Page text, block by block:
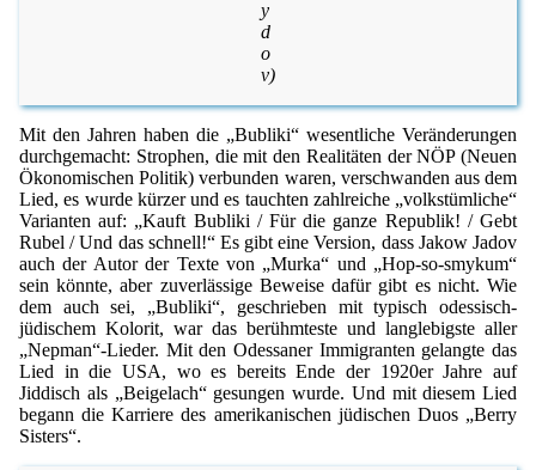
y
d
o
v)
Mit den Jahren haben die „Bubliki“ wesentliche Veränderungen
durchgemacht: Strophen, die mit den Realitäten der NÖP (Neuen
Ökonomischen Politik) verbunden waren, verschwanden aus dem
Lied, es wurde kürzer und es tauchten zahlreiche „volkstümliche“
Varianten auf: „Kauft Bubliki / Für die ganze Republik! / Gebt
Rubel / Und das schnell!“ Es gibt eine Version, dass Jakow Jadov
auch der Autor der Texte von „Murka“ und „Hop-so-smykum“
sein könnte, aber zuverlässige Beweise dafür gibt es nicht. Wie
dem auch sei, „Bubliki“, geschrieben mit typisch odessisch-
jüdischem Kolorit, war das berühmteste und langlebigste aller
„Nepman“-Lieder. Mit den Odessaner Immigranten gelangte das
Lied in die USA, wo es bereits Ende der 1920er Jahre auf
Jiddisch als „Beigelach“ gesungen wurde. Und mit diesem Lied
begann die Karriere des amerikanischen jüdischen Duos „Berry
Sisters“.